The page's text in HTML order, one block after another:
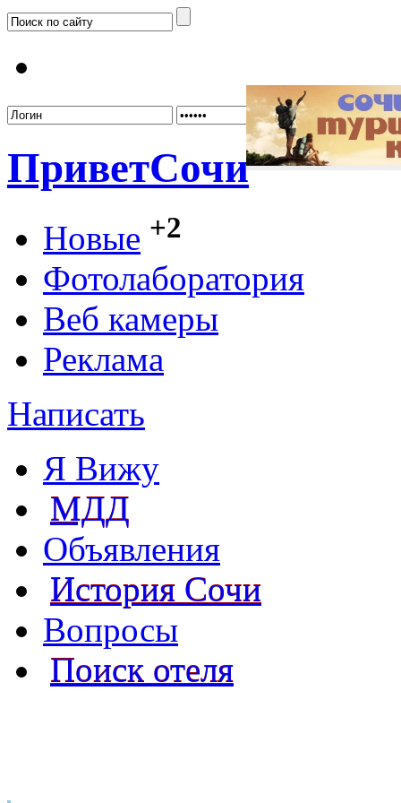
ПриветСочи
Новые +2
Фотолаборатория
Веб камеры
Реклама
Написать
Я Вижу
МДД
Объявления
История Сочи
Вопросы
Поиск отеля